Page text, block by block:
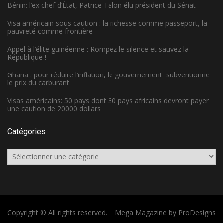
Bénin: l’ex chef d’État, Patrice Talon élu président du Sénat
Visa américain sous caution : la richesse comme passeport, la
pauvreté comme frontière
Appel à l’élite guinéenne : Rompez le silence et sauvez la
République !
Ghana : pour réduire l’inflation, le gouvernement subventionne
le prix du carburant
Visas américains: 50 pays dont 30 pays africains devront payer
une caution de 20000 dollars
Catégories
Catégories
Copyright © All rights reserved. Mega Magazine by ProDesigns